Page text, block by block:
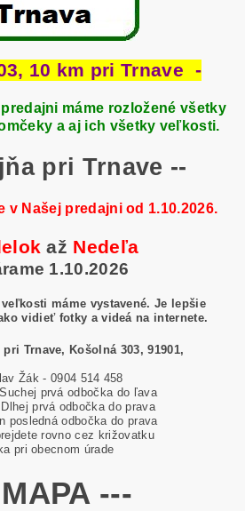
10 km pri Trnave -
máme rozložené všetky
a aj ich všetky veľkosti.
pri Trnave --
v Našej predajni od 1.10.2026.
až Nedeľa
1.10.2026
máme vystavené. Je lepšie
vidieť fotky a videá na internete.
pri Trnave, Košolná 303, 91901,
Žák - 0904 514 458
prvá odbočka do ľava
prvá odbočka do prava
posledná odbočka do prava
rovno cez križovatku
pri obecnom úrade
---